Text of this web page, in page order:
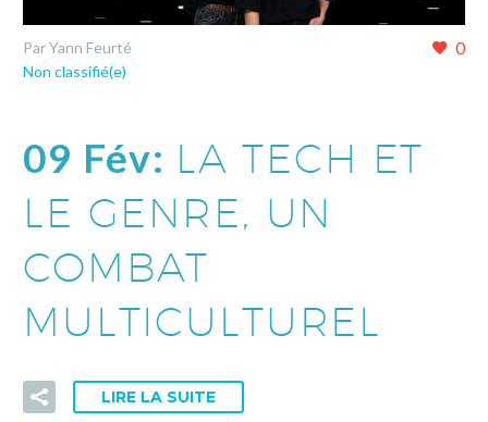
0
Par Yann Feurté
Non classifié(e)
09 Fév: LA TECH ET
LE GENRE, UN
COMBAT
MULTICULTUREL
LIRE LA SUITE